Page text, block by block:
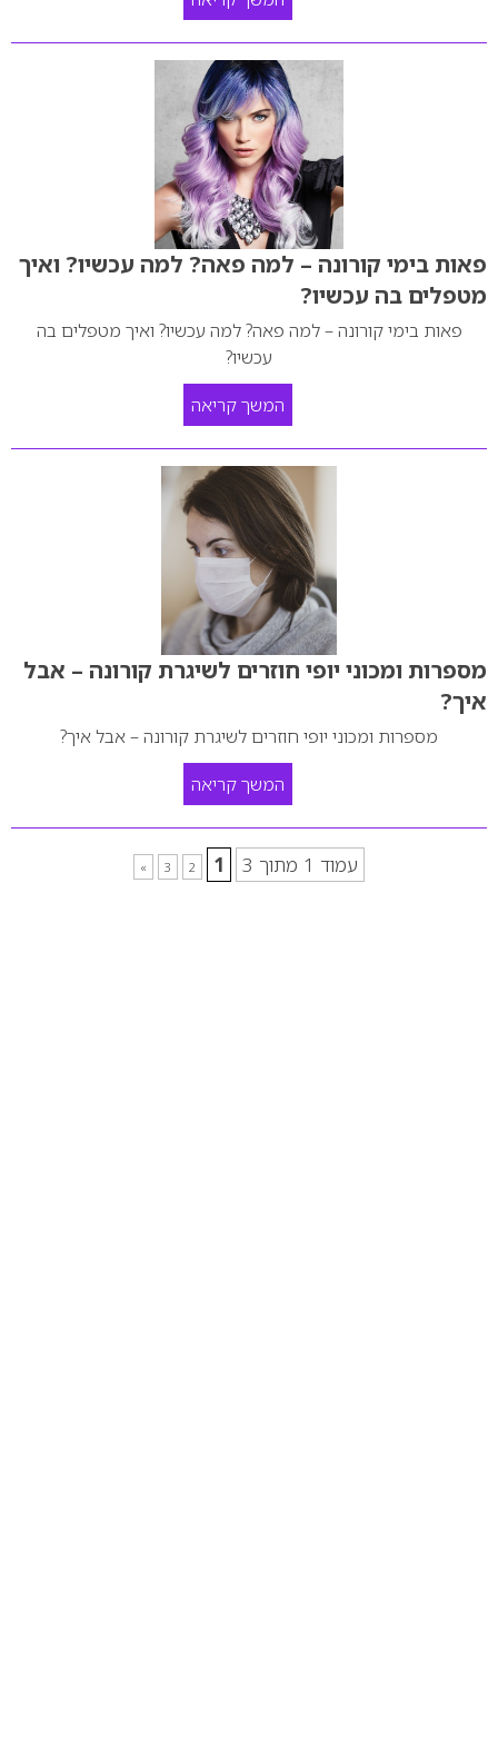
פאות בימי קורונה – למה פאה? למה עכשיו? ואיך
מטפלים בה עכשיו?
פאות בימי קורונה – למה פאה? למה עכשיו? ואיך מטפלים בה
עכשיו?
המשך קריאה
מספרות ומכוני יופי חוזרים לשיגרת קורונה – אבל
איך?
מספרות ומכוני יופי חוזרים לשיגרת קורונה – אבל איך?
המשך קריאה
עמוד 1 מתוך 3 1
2
3
»